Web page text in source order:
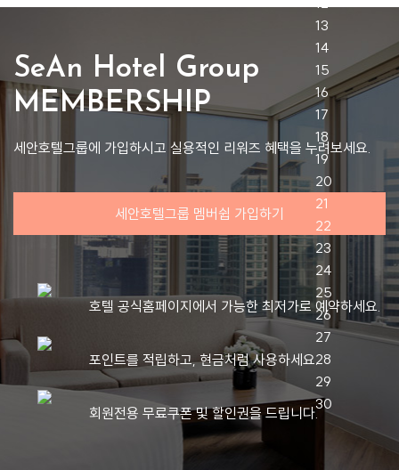
SeAn Hotel Group
MEMBERSHIP
세안호텔그룹에 가입하시고 실용적인 리워즈 혜택을 누려보세요.
세안호텔그룹 멤버쉽 가입하기
호텔 공식홈페이지에서 가능한 최저가로 예약하세요.
포인트를 적립하고, 현금처럼 사용하세요.
회원전용 무료쿠폰 및 할인권을 드립니다.